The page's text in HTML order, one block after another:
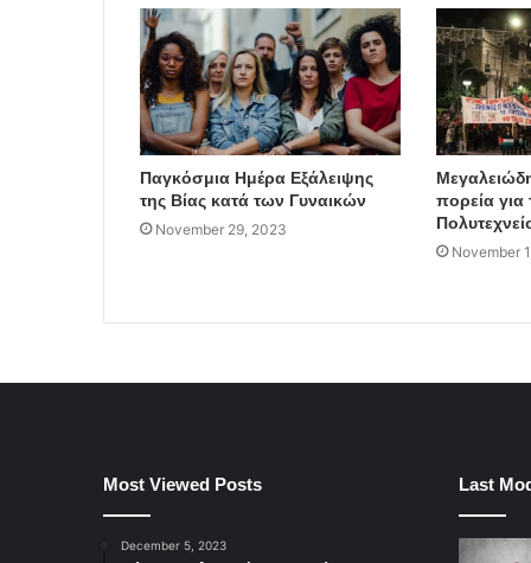
Παγκόσμια Ημέρα Εξάλειψης
της Βίας κατά των Γυναικών
November 29, 2023
πορεία
November
Most Viewed Posts
December 5, 2023
Last